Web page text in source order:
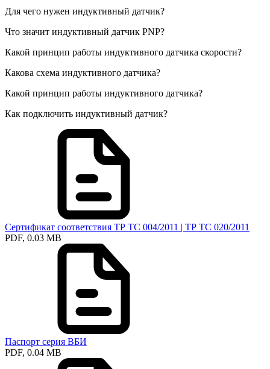
Для чего нужен индуктивный датчик?
Что значит индуктивный датчик PNP?
Какой принцип работы индуктивного датчика скорости?
Какова схема индуктивного датчика?
Какой принцип работы индуктивного датчика?
Как подключить индуктивный датчик?
Сертификат соответствия ТР ТС 004/2011 | ТР ТС 020/2011
PDF, 0.03 MB
Паспорт серия ВБИ
PDF, 0.04 MB